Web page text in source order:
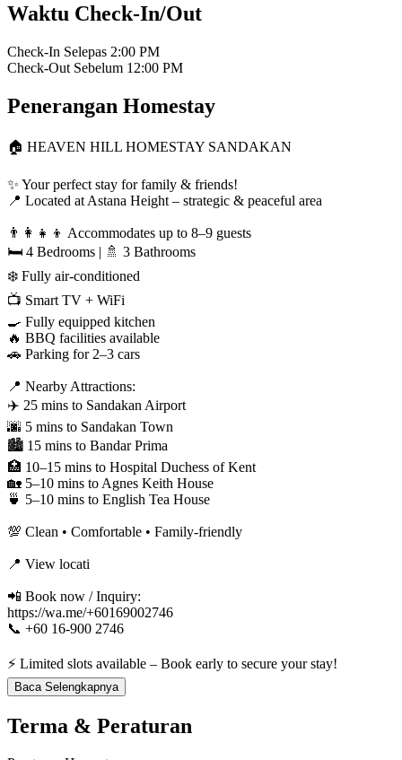
Waktu Check-In/Out
Check-In Selepas 2:00 PM
Check-Out Sebelum 12:00 PM
Penerangan Homestay
🏠 HEAVEN HILL HOMESTAY SANDAKAN
✨ Your perfect stay for family & friends!
📍 Located at Astana Height – strategic & peaceful area
👨‍👩‍👧‍👦 Accommodates up to 8–9 guests
🛏️ 4 Bedrooms | 🚿 3 Bathrooms
❄️ Fully air-conditioned
📺 Smart TV + WiFi
🍳 Fully equipped kitchen
🔥 BBQ facilities available
🚗 Parking for 2–3 cars
📍 Nearby Attractions:
✈️ 25 mins to Sandakan Airport
🌆 5 mins to Sandakan Town
🏙️ 15 mins to Bandar Prima
🏥 10–15 mins to Hospital Duchess of Kent
🏡 5–10 mins to Agnes Keith House
🍵 5–10 mins to English Tea House
💯 Clean • Comfortable • Family-friendly
📍 View locati
📲 Book now / Inquiry:
https://wa.me/+60169002746
📞 +60 16-900 2746
⚡ Limited slots available – Book early to secure your stay!
Baca Selengkapnya
Terma & Peraturan